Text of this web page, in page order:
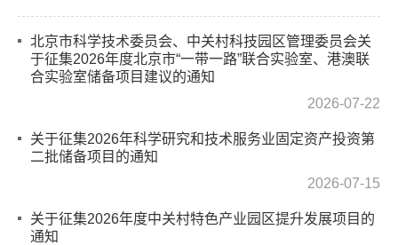
北京市科学技术委员会、中关村科技园区管理委员会关
于征集2026年度北京市“一带一路”联合实验室、港澳联
合实验室储备项目建议的通知
2026-07-22
关于征集2026年科学研究和技术服务业固定资产投资第
二批储备项目的通知
2026-07-15
关于征集2026年度中关村特色产业园区提升发展项目的
通知